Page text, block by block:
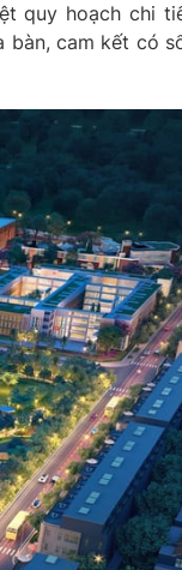
quy hoạch chi
bàn, cam kết có